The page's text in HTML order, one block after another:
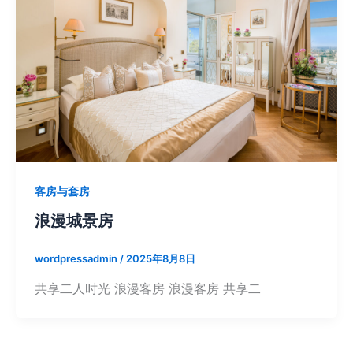
客房与套房
浪漫城景房
wordpressadmin /2025年8月8日
共享二人时光 浪漫客房 浪漫客房 共享二